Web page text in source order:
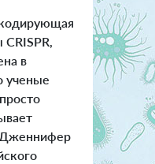
в
ученые
Дженнифер